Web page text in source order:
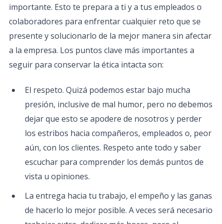
importante. Esto te prepara a ti y a tus empleados o
colaboradores para enfrentar cualquier reto que se
presente y solucionarlo de la mejor manera sin afectar
a la empresa. Los puntos clave más importantes a
seguir para conservar la ética intacta son:
El respeto. Quizá podemos estar bajo mucha
presión, inclusive de mal humor, pero no debemos
dejar que esto se apodere de nosotros y perder
los estribos hacia compañeros, empleados o, peor
aún, con los clientes. Respeto ante todo y saber
escuchar para comprender los demás puntos de
vista u opiniones.
La entrega hacia tu trabajo, el empeño y las ganas
de hacerlo lo mejor posible. A veces será necesario